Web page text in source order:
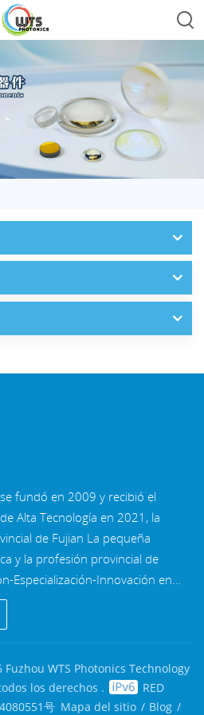
se fundó en 2009 y recibió el
Alta Tecnología en 2021, la
de Fujian La pequeña
y la profesión provincial de
Especialización-Innovación en
ciudad costera del sureste,
China. WTS cuenta
de naves industriales
personal técnico calificado y un
óptico, Sistema de
y sistema de control de
WTS Photonics Technology
los derechos .
RED
号 Mapa del sitio / Blog /